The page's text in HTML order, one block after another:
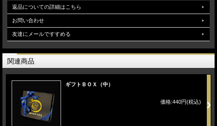
返品についての詳細はこちら
お問い合わせ
友達にメールですすめる
関連商品
ギフトＢＯＸ（中）
価格:440円(税込)